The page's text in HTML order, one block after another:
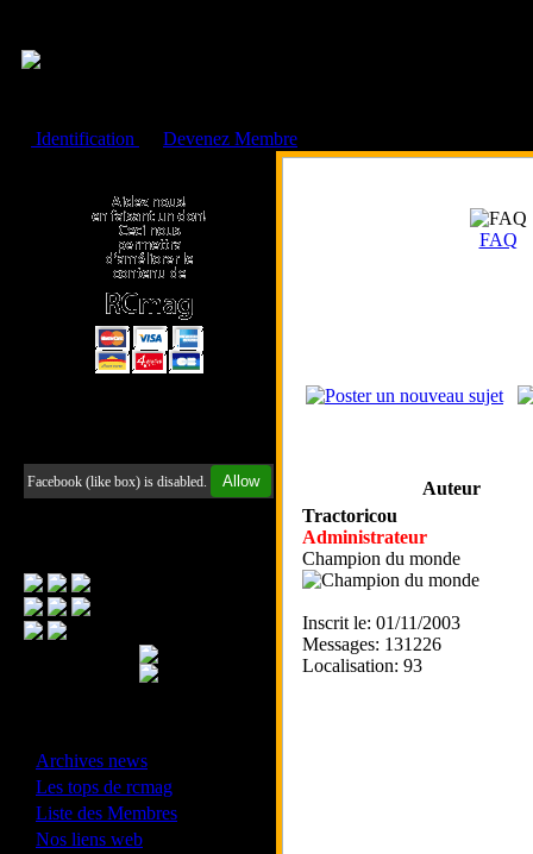
Identification
Devenez Membre
Facebook (like box) is disabled. Allow
Archives news
Les tops de rcmag
Liste des Membres
Nos liens web
FAQ
Auteur
Tractoricou
Administrateur
Champion du monde
Inscrit le: 01/11/2003
Messages: 131226
Localisation: 93